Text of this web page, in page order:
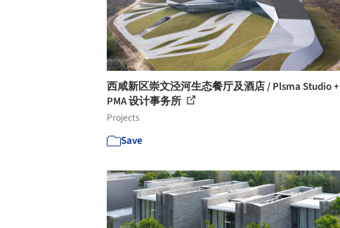
西咸新区崇文泾河生态餐厅及酒店 / Plsma Studio +
PMA 设计事务所
Projects
Save